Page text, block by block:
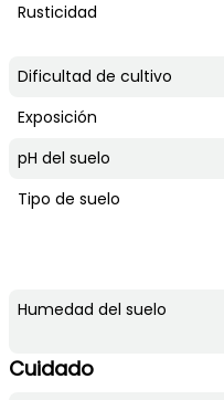
Rusticidad
Dificultad de cultivo
Exposición
pH del suelo
Tipo de suelo
Humedad del suelo
Cuidado